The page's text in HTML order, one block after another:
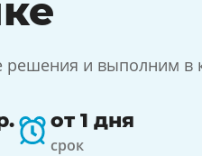
и выполним в
от 1 дня
срок